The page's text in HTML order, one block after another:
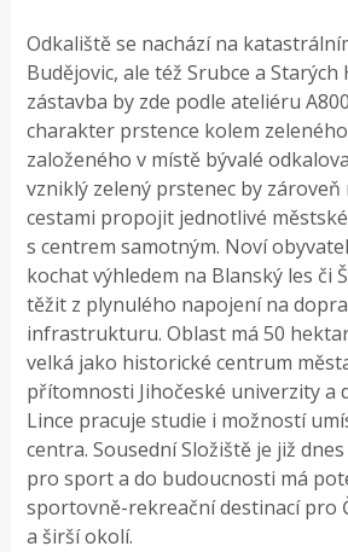
Odkaliště se nachází na
Budějovic, ale též Srubce a Starých
zástavba by zde podle ateliéru
charakter prstence kolem
založeného v místě bývalé
vzniklý zelený prstenec by zároveň
cestami propojit jednotlivé
s centrem samotným. Noví
kochat výhledem na Blanský les či
těžit z plynulého napojení na
infrastrukturu. Oblast má 50
velká jako historické centrum
přítomnosti Jihočeské univerzity a
Lince pracuje studie i možností
centra. Sousední Složiště je již
pro sport a do budoucnosti má
sportovně-rekreační destinací pro
a širší okolí.